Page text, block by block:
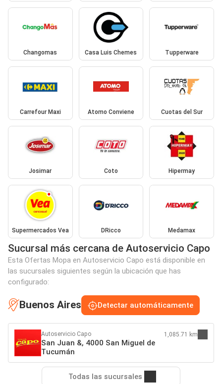
Changomas Casa Luis Chemes Tupperware
Carrefour Maxi Atomo Conviene Cuotas del Sur
Josimar Coto Hipermay
Supermercados Vea DRicco Medamax
Sucursal más cercana de Autoservicio Capo
Esta Ofertas Mopa en Autoservicio Capo está disponible en
las sucursales siguientes según la ubicación que has
configurado:
Buenos Aires Detectar automáticamente
Autoservicio Capo
San Juan &, 4000 San Miguel de
Tucumán
1,085.71 km
Todas las sucursales